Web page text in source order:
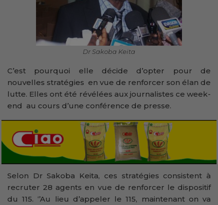
Dr Sakoba Keita
C’est pourquoi elle décide d’opter pour de
nouvelles stratégies en vue de renforcer son élan de
lutte. Elles ont été révélées aux journalistes ce week-
end au cours d’une conférence de presse.
Selon Dr Sakoba Keita, ces stratégies consistent à
recruter 28 agents en vue de renforcer le dispositif
du 115. ‘’Au lieu d’appeler le 115, maintenant on va